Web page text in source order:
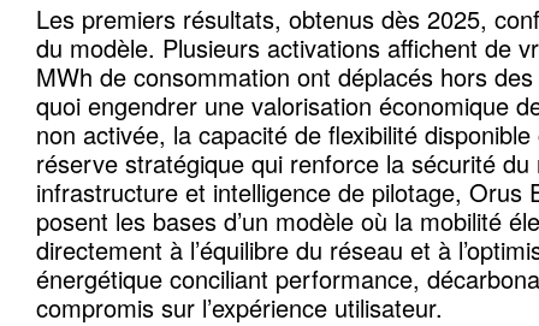
Les premiers résultats, obtenus dès 2025,
du modèle. Plusieurs activations affichent de
MWh de consommation ont déplacés hors
quoi engendrer une valorisation économique
non activée, la capacité de flexibilité
réserve stratégique qui renforce la sécurité
infrastructure et intelligence de pilotage, Orus
posent les bases d’un modèle où la mobilité
directement à l’équilibre du réseau et à
énergétique conciliant performance,
compromis sur l’expérience utilisateur.